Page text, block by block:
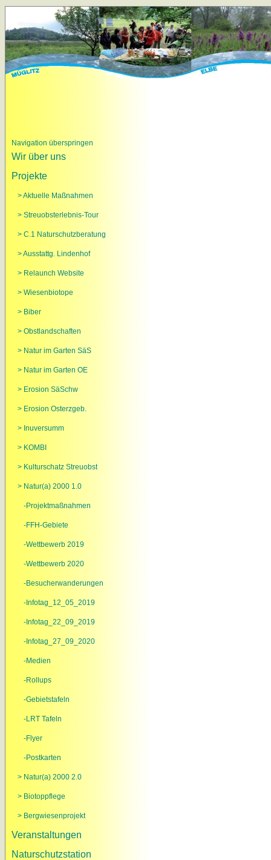
Navigation überspringen
Wir über uns
Projekte
> Aktuelle Maßnahmen
> Streuobsterlebnis-Tour
> C.1 Naturschutzberatung
> Ausstattg. Lindenhof
> Relaunch Website
> Wiesenbiotope
> Biber
> Obstlandschaften
> Natur im Garten SäS
> Natur im Garten OE
> Erosion SäSchw
> Erosion Osterzgeb.
> Inuversumm
> KOMBI
> Kulturschatz Streuobst
> Natur(a) 2000 1.0
-Projektmaßnahmen
-FFH-Gebiete
-Wettbewerb 2019
-Wettbewerb 2020
-Besucherwanderungen
-Infotag_12_05_2019
-Infotag_22_09_2019
-Infotag_27_09_2020
-Medien
-Rollups
-Gebietstafeln
-LRT Tafeln
-Flyer
-Postkarten
> Natur(a) 2000 2.0
> Biotoppflege
> Bergwiesenprojekt
Veranstaltungen
Naturschutzstation